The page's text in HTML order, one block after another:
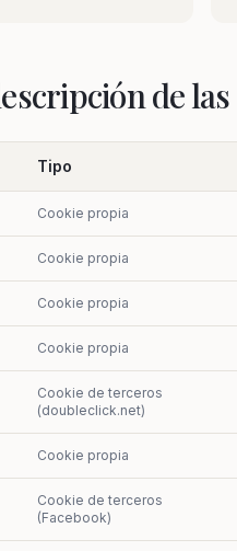
de
Tipo
Cookie propia
Cookie propia
Cookie propia
Cookie propia
Cookie de terceros
(doubleclick.net)
Cookie propia
Cookie de terceros
(Facebook)